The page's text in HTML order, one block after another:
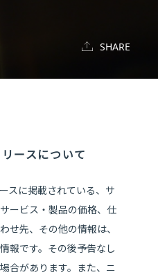
SHARE
ースについて
スに掲載されている、サ
ービス・製品の価格、仕
せ先、その他の情報は、
報です。その後予告なし
合があります。また、ニ